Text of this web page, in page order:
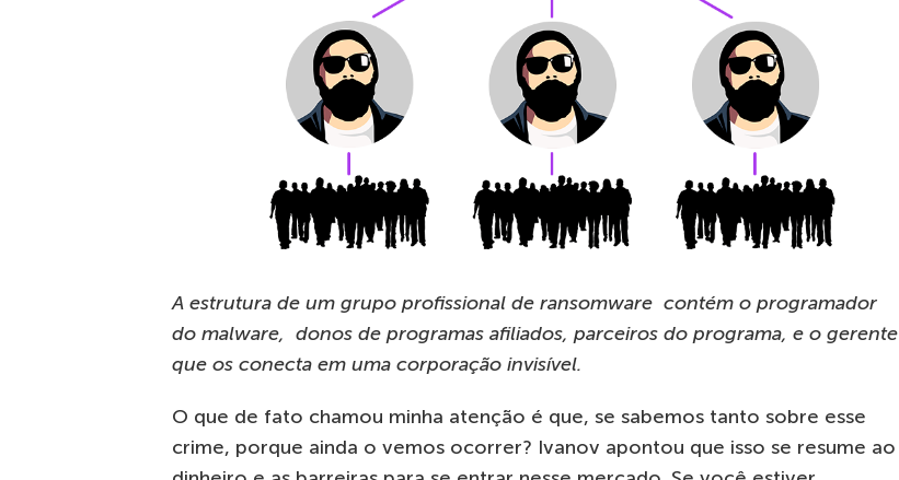
A estrutura de um grupo profissional de ransomware contém o programador
do malware, donos de programas afiliados, parceiros do programa, e o gerente
que os conecta em uma corporação invisível.
O que de fato chamou minha atenção é que, se sabemos tanto sobre esse
crime, porque ainda o vemos ocorrer? Ivanov apontou que isso se resume ao